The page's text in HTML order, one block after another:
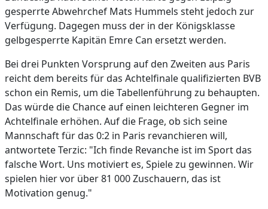
gesperrte Abwehrchef Mats Hummels steht jedoch zur
Verfügung. Dagegen muss der in der Königsklasse
gelbgesperrte Kapitän Emre Can ersetzt werden.
Bei drei Punkten Vorsprung auf den Zweiten aus Paris
reicht dem bereits für das Achtelfinale qualifizierten BVB
schon ein Remis, um die Tabellenführung zu behaupten.
Das würde die Chance auf einen leichteren Gegner im
Achtelfinale erhöhen. Auf die Frage, ob sich seine
Mannschaft für das 0:2 in Paris revanchieren will,
antwortete Terzic: "Ich finde Revanche ist im Sport das
falsche Wort. Uns motiviert es, Spiele zu gewinnen. Wir
spielen hier vor über 81 000 Zuschauern, das ist
Motivation genug."